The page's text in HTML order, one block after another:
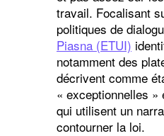
travail. Focalisant
politiques de
Piasna (ETUI)
notamment des
décrivent comme
« exceptionnelles
qui utilisent un
contourner la loi.